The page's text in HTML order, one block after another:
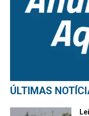
ÚLTIMAS